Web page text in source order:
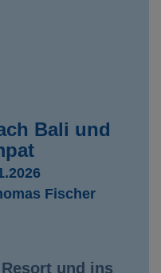
Bali und
Fischer
und ins